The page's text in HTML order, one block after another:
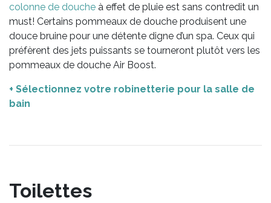
colonne de douche à effet de pluie est sans contredit un
must! Certains pommeaux de douche produisent une
douce bruine pour une détente digne d’un spa. Ceux qui
préfèrent des jets puissants se tourneront plutôt vers les
pommeaux de douche Air Boost.
+ Sélectionnez votre robinetterie pour la salle de
bain
Toilettes